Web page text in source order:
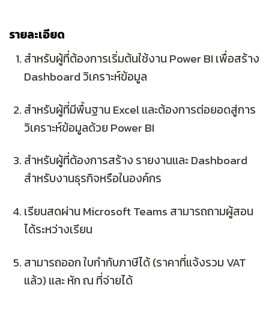
รายละเอียด
สำหรับผู้ที่ต้องการเริ่มต้นใช้งาน Power BI เพื่อสร้าง
Dashboard วิเคราะห์ข้อมูล
สำหรับผู้ที่มีพื้นฐาน Excelและต้องการต่อยอดสู่การ
วิเคราะห์ข้อมูลด้วย Power BI
สำหรับผู้ที่ต้องการสร้าง รายงานและ Dashboard
สำหรับงานธุรกิจหรือในองค์กร
เรียนสดผ่าน Microsoft Teams สามารถถามผู้สอน
ได้ระหว่างเรียน
สามารถออกใบกำกับภาษีได้ (ราคาที่แจ้งรวม VAT
แล้ว) และหัก ณ ที่จ่ายได้